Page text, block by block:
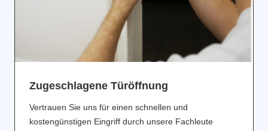
Zugeschlagene Türöffnung
Vertrauen Sie uns für einen schnellen und
kostengünstigen Eingriff durch unsere Fachleute